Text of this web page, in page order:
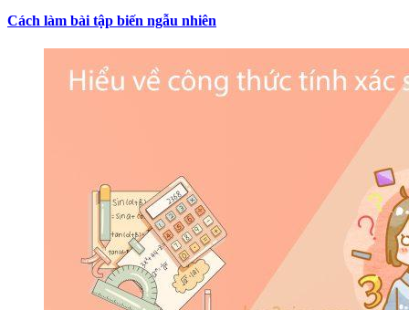
Cách làm bài tập biến ngẫu nhiên